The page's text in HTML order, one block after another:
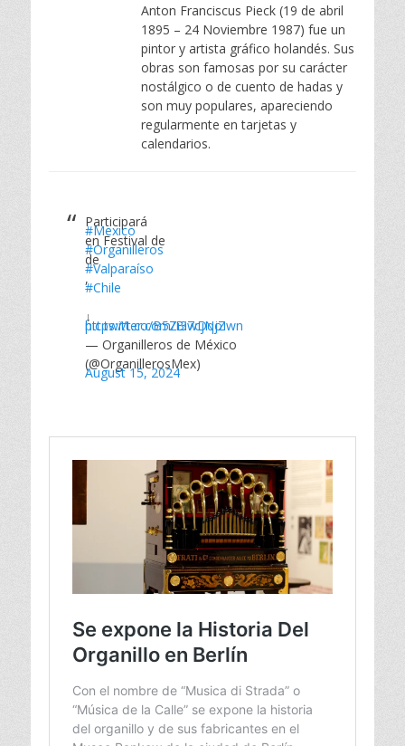
Anton Franciscus Pieck (19 de abril
1895 – 24 Noviembre 1987) fue un
pintor y artista gráfico holandés. Sus
obras son famosas por su carácter
nostálgico o de cuento de hadas y
son muy populares, apareciendo
regularmente en tarjetas y
calendarios.
Participará
#Mexico
en Festival de
#Organilleros
de
#Valparaíso
,
#Chile
↓
https://t.co/B5Zi3wDqjZ
pic.twitter.com/Bi7cjNoIwn
— Organilleros de México
(@OrganillerosMex)
August 15, 2024